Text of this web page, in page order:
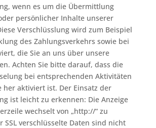
wenn es um die Übermittlung
persönlicher Inhalte unserer
Verschlüsslung wird zum Beispiel
des Zahlungsverkehrs sowie bei
die Sie an uns über unsere
Achten Sie bitte darauf, dass die
bei entsprechenden Aktivitäten
her aktiviert ist. Der Einsatz der
ist leicht zu erkennen: Die Anzeige
wechselt von „http://“ zu
SSL verschlüsselte Daten sind nicht